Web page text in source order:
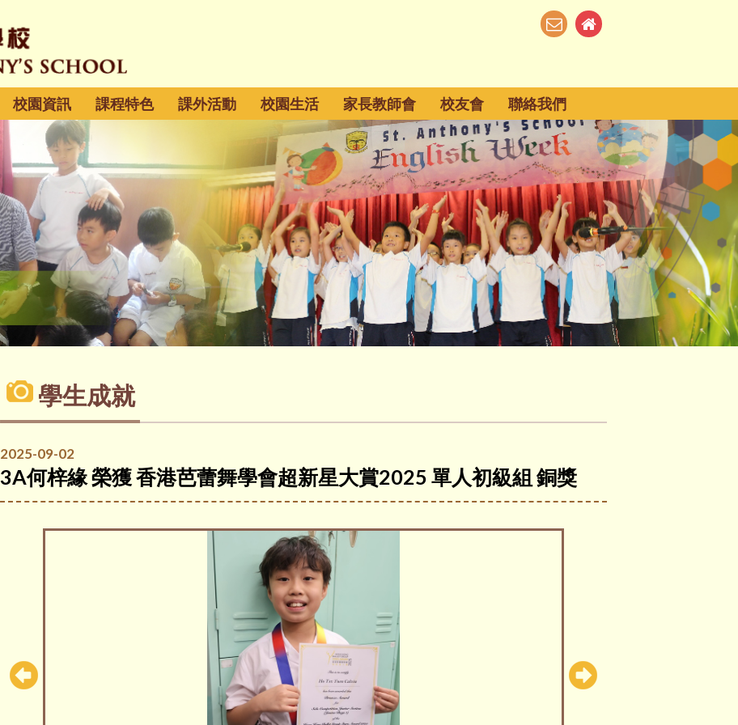
校園資訊 課程特色 課外活動 校園生活 家長教師會 校友會 聯絡我們
學生成就
2025-09-02
3A何梓緣 榮獲 香港芭蕾舞學會超新星大賞2025 單人初級組 銅獎